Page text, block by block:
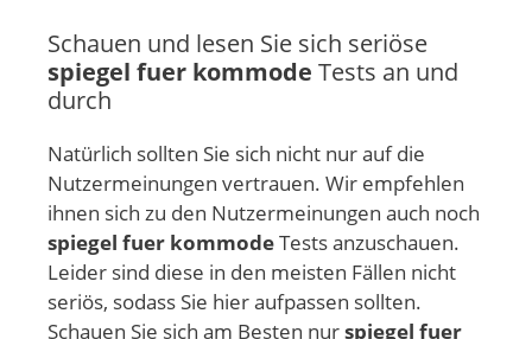
Schauen und lesen Sie sich seriöse
spiegel fuer kommode Tests an und
durch
Natürlich sollten Sie sich nicht nur auf die
Nutzermeinungen vertrauen. Wir empfehlen
ihnen sich zu den Nutzermeinungen auch noch
spiegel fuer kommodeTests anzuschauen.
Leider sind diese in den meisten Fällen nicht
seriös, sodass Sie hier aufpassen sollten.
Schauen Sie sich am Besten nurspiegel fuer